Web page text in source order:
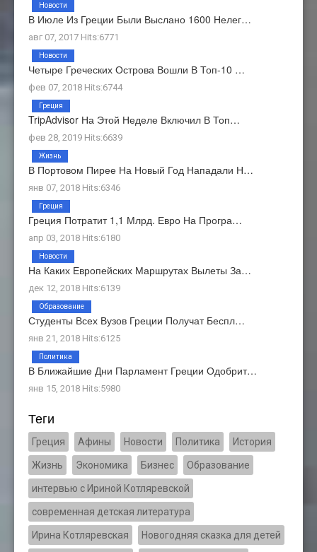
В Июле Из Греции Были Выслано 1600 Нелег…
авг 07, 2017 Hits:6771
Новости
Четыре Греческих Острова Вошли В Топ-10 …
фев 07, 2018 Hits:6744
Новости
TripAdvisor На Этой Неделе Включил В Топ…
фев 28, 2019 Hits:6639
Греция
В Портовом Пирее На Новый Год Нападали Н…
янв 07, 2018 Hits:6346
Жизнь
Греция Потратит 1,1 Млрд. Евро На Програ…
апр 03, 2018 Hits:6180
Греция
На Каких Европейских Маршрутах Вылеты За…
дек 12, 2018 Hits:6139
Новости
Студенты Всех Вузов Греции Получат Беспл…
янв 21, 2018 Hits:6125
Образование
В Ближайшие Дни Парламент Греции Одобрит…
янв 15, 2018 Hits:5980
Политика
Теги
Греция Афины Новости Политика История
Жизнь Экономика Бизнес Образование
интервью с Ириной Котляревской
современная детская литература
Ирина Котляревская Новогодняя сказка для детей